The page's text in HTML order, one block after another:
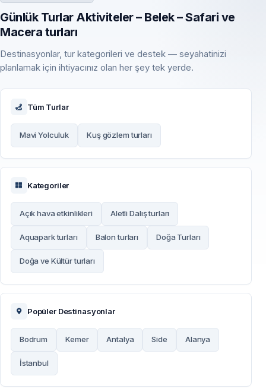
Günlük Turlar Aktiviteler – Belek – Safari ve
Macera turları
Destinasyonlar, tur kategorileri ve destek — seyahatinizi
planlamak için ihtiyacınız olan her şey tek yerde.
Tüm Turlar
Mavi Yolculuk Kuş gözlem turları
Kategoriler
Açık hava etkinlikleri Aletli Dalış turları
Aquapark turları Balon turları Doğa Turları
Doğa ve Kültür turları
Popüler Destinasyonlar
Bodrum Kemer Antalya Side Alanya
İstanbul